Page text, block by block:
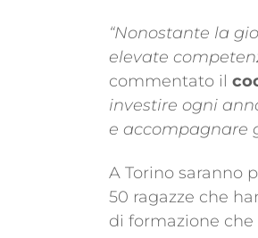
“Nonostante la
elevate
commentato il
investire ogni
e accompagnare
A Torino saranno
50 ragazze che
di formazione